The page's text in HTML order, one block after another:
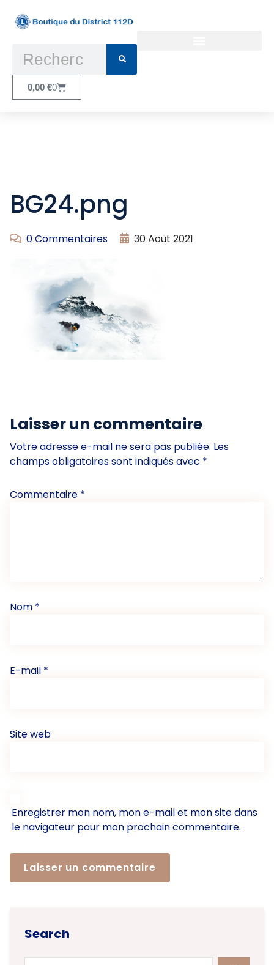
0,00 €0
BG24.png
0 Commentaires 30 Août 2021
Laisser un commentaire
Votre adresse e-mail ne sera pas publiée. Les
champs obligatoires sont indiqués avec *
Commentaire *
Nom *
E-mail *
Site web
Enregistrer mon nom, mon e-mail et mon site dans
le navigateur pour mon prochain commentaire.
Search